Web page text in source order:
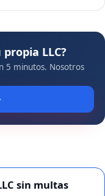
LLC?
5 minutos. Nosotros
sin multas